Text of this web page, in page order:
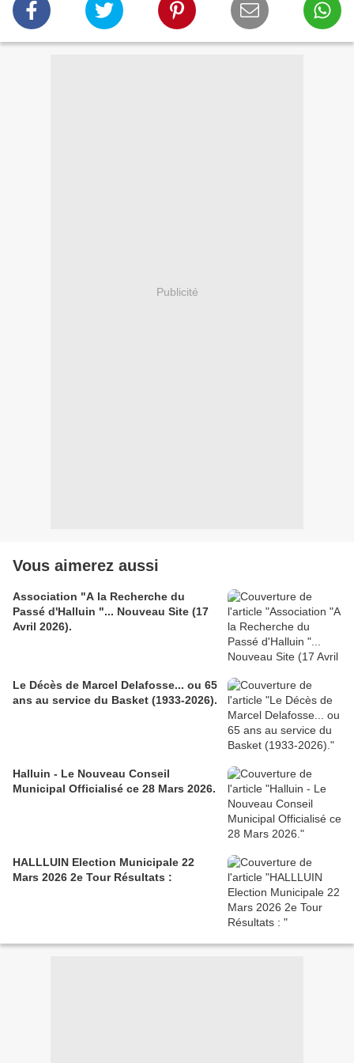
Publicité
Vous aimerez aussi
Association "A la Recherche du
Passé d'Halluin "... Nouveau Site (17
Avril 2026).
Le Décès de Marcel Delafosse... ou 65
ans au service du Basket (1933-2026).
Halluin - Le Nouveau Conseil
Municipal Officialisé ce 28 Mars 2026.
HALLLUIN Election Municipale 22
Mars 2026 2e Tour Résultats :